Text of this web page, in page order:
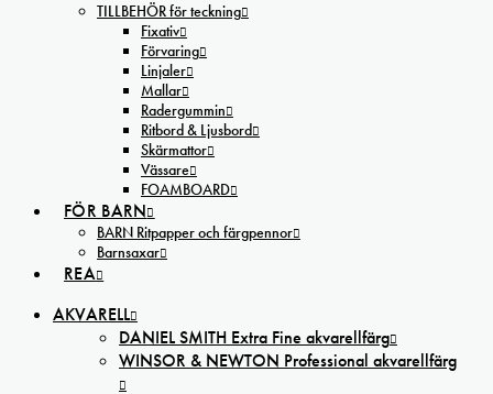
TILLBEHÖR för teckning
Fixativ
Förvaring
Linjaler
Mallar
Radergummin
Ritbord & Ljusbord
Skärmattor
Vässare
FOAMBOARD
FÖR BARN
BARN Ritpapper och färgpennor
Barnsaxar
REA
AKVARELL
DANIEL SMITH Extra Fine akvarellfärg
WINSOR & NEWTON Professional akvarellfärg